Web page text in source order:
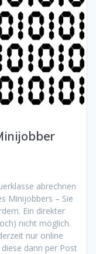
abrechnen
Minijobbers – Sie
Ein direkter
nicht möglich.
nur online
dann per Post